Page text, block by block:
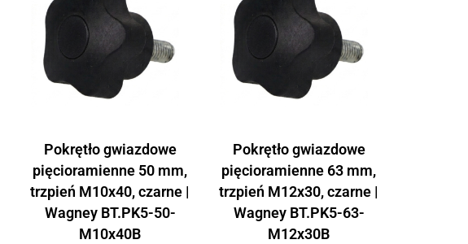
Pokrętło gwiazdowe
pięcioramienne 50 mm,
trzpień M10x40, czarne |
Wagney BT.PK5-50-
M10x40B
Pokrętło gwiazdowe
pięcioramienne 63 mm,
trzpień M12x30, czarne |
Wagney BT.PK5-63-
M12x30B